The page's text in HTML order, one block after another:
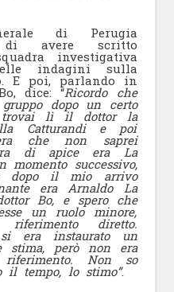
di Perugia
di avere scritto
investigativa
indagini sulla
E poi, parlando in
dice: “Ricordo che
dopo un certo
trovai lì il dottor la
Catturandi e poi
che non saprei
di apice era La
successivo,
dopo il mio arrivo
era Arnaldo La
Bo, e spero che
un ruolo minore,
diretto.
si era instaurato un
stima, però non era
Non so
il tempo, lo stimo”.